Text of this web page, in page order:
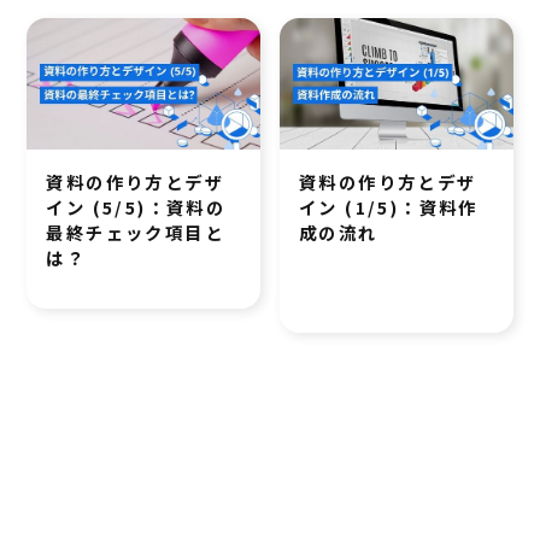
資料の作り方とデザ
イン (5/5)：資料の
最終チェック項目と
は？
資料の作り方とデザ
イン (1/5)：資料作
成の流れ